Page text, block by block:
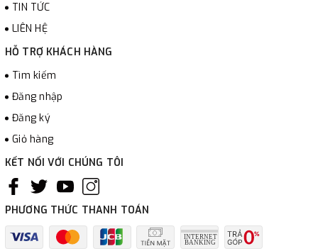
TIN TỨC
LIÊN HỆ
HỖ TRỢ KHÁCH HÀNG
Tìm kiếm
Đăng nhập
Đăng ký
Giỏ hàng
KẾT NỐI VỚI CHÚNG TÔI
PHƯƠNG THỨC THANH TOÁN